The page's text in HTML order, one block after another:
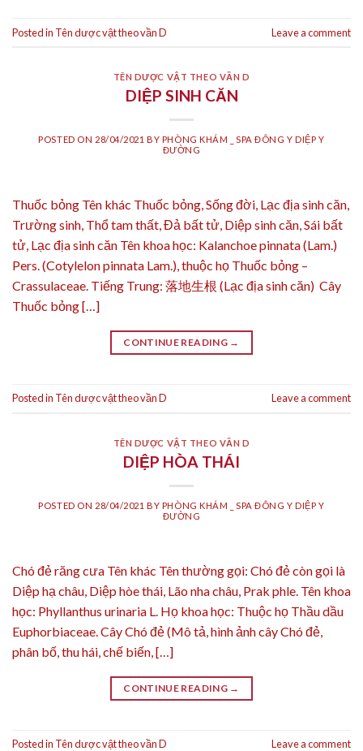
Posted in Tên dược vật theo vần D Leave a comment
TÊN DƯỢC VẬT THEO VẦN D
DIỆP SINH CĂN
POSTED ON 28/04/2021 BY PHÒNG KHÁM _ SPA ĐÔNG Y DIỆP Y
ĐƯỜNG
Thuốc bỏng Tên khác Thuốc bỏng, Sống đời, Lạc địa sinh căn,
Trường sinh, Thổ tam thất, Đả bất tử, Diệp sinh căn, Sái bất
tử, Lạc địa sinh căn Tên khoa học: Kalanchoe pinnata (Lam.)
Pers. (Cotylelon pinnata Lam.), thuộc họ Thuốc bỏng –
Crassulaceae. Tiếng Trung: 落地生根 (Lạc địa sinh căn) Cây
Thuốc bỏng […]
CONTINUE READING →
Posted in Tên dược vật theo vần D Leave a comment
TÊN DƯỢC VẬT THEO VẦN D
DIỆP HÒA THÁI
POSTED ON 28/04/2021 BY PHÒNG KHÁM _ SPA ĐÔNG Y DIỆP Y
ĐƯỜNG
Chó đẻ răng cưa Tên khác Tên thường gọi: Chó đẻ còn gọi là
Diệp hạ châu, Diệp hòe thái, Lão nha châu, Prak phle. Tên khoa
học: Phyllanthus urinaria L. Họ khoa học: Thuộc họ Thầu dầu
Euphorbiaceae. Cây Chó đẻ (Mô tả, hình ảnh cây Chó đẻ,
phân bố, thu hái, chế biến, […]
CONTINUE READING →
Posted in Tên dược vật theo vần D Leave a comment